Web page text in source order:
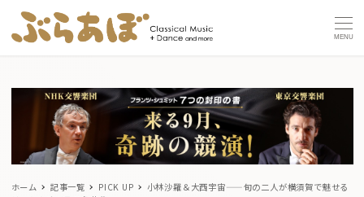
MENU
ホーム 記事一覧 PICK UP
小林沙羅＆大西宇宙——旬の二人が横須賀で魅せる